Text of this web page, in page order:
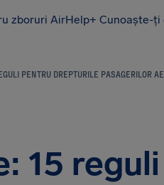
zboruri AirHelp+ Cunoaște-ți
PENTRU DREPTURILE PASAGERILOR
15